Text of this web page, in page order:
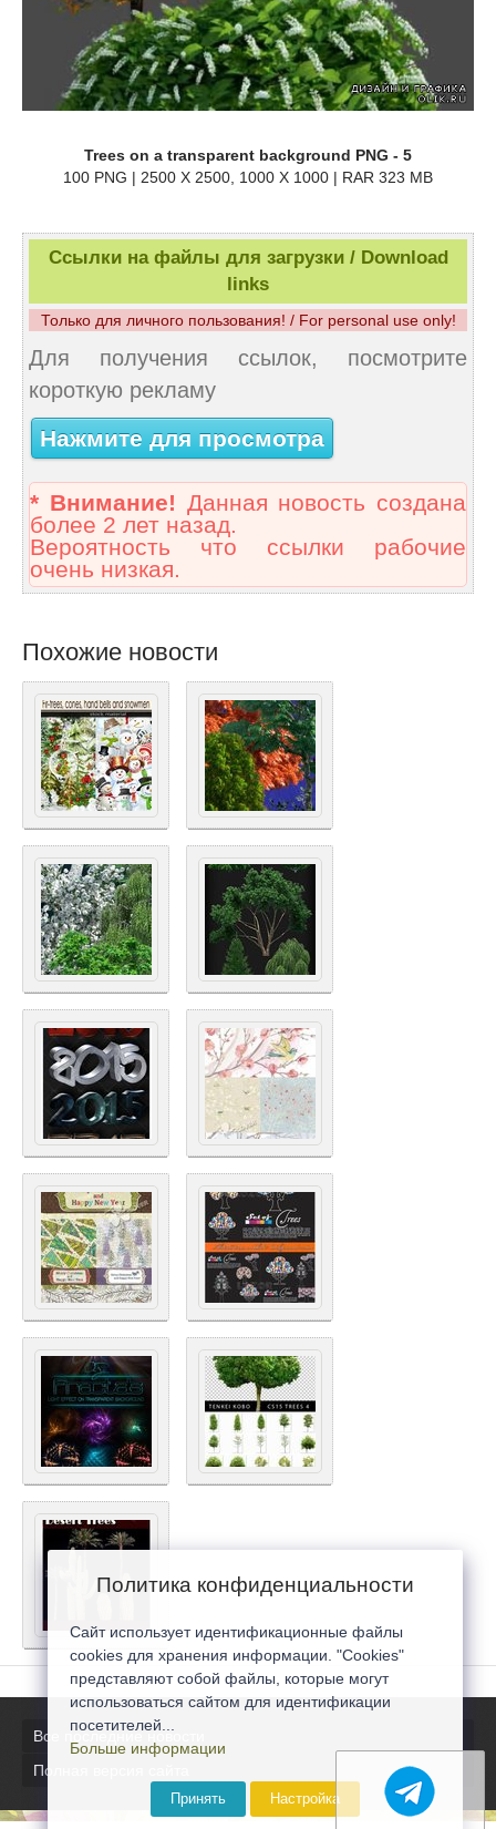
Trees on a transparent background PNG - 5
100 PNG | 2500 X 2500, 1000 X 1000 | RAR 323 MB
Ссылки на файлы для загрузки / Download
links
Только для личного пользования! / For personal use only!
Для получения ссылок, посмотрите
короткую рекламу
Нажмите для просмотра
* Внимание! Данная новость создана
более 2 лет назад.
Вероятность что ссылки рабочие
очень низкая.
Похожие новости
Все последние новости
Полная версия сайта
Политика конфиденциальности
Сайт использует идентификационные файлы
cookies для хранения информации. "Cookies"
представляют собой файлы, которые могут
использоваться сайтом для идентификации
посетителей...
Больше информации
Принять Настройка